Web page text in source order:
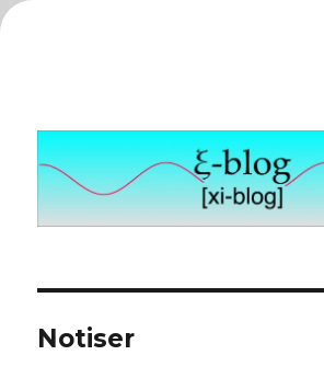
Notiser